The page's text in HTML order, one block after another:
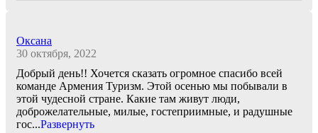
Оксана
30 октября, 2022
Добрый день!! Хочется сказать огромное спасибо всей
команде Армения Туризм. Этой осенью мы побывали в
этой чудесной стране. Какие там живут люди,
доброжелательные, милые, гостеприимные, и радушные
гос...Развернуть